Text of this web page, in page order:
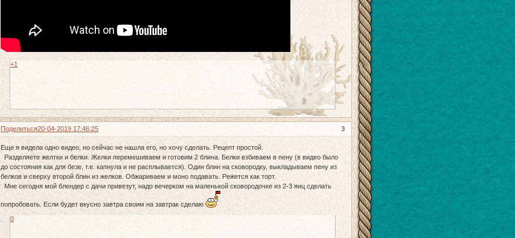
+1
Поделиться 3
20-04-2019 17:46:25
Еще я видела одно видео, но сейчас не нашла его, но хочу сделать. Рецепт простой.
Разделяете желтки и белки. Желки перемешиваем и готовим 2 блина. Белки взбиваем в пену (в видео было
до состояния как для безе, т.е. капнула и не расплывается). Один блин на сковородку, выкладываем пену из
белков и сверху второй блин из желков. Обжариваем и моно подавать. Режется как торт.
Мне сегодня мой блендер с дачи привезут, надо вечерком на маленькой сковородочке из 2-3 яиц сделать
попробовать. Если будет вкусно завтра своим на завтрак сделаю
0